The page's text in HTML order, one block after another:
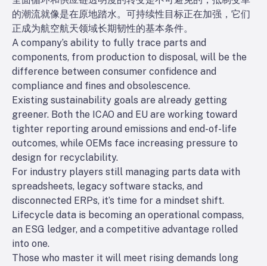
的潮流就像是在原地踏水。可持续性目标正在加强，它们
正成为航空航天领域长期韧性的基本条件。
A company’s ability to fully trace parts and
components, from production to disposal, will be the
difference between consumer confidence and
compliance and fines and obsolescence.
Existing sustainability goals are already getting
greener. Both the ICAO and EU are working toward
tighter reporting around emissions and end-of-life
outcomes, while OEMs face increasing pressure to
design for recyclability.
For industry players still managing parts data with
spreadsheets, legacy software stacks, and
disconnected ERPs, it’s time for a mindset shift.
Lifecycle data is becoming an operational compass,
an ESG ledger, and a competitive advantage rolled
into one.
Those who master it will meet rising demands long